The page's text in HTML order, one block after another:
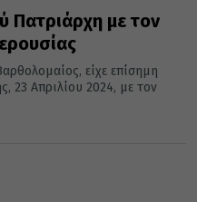
Πατριάρχη με τον
είχε επίσημη
23 Απριλίου 2024, με τον